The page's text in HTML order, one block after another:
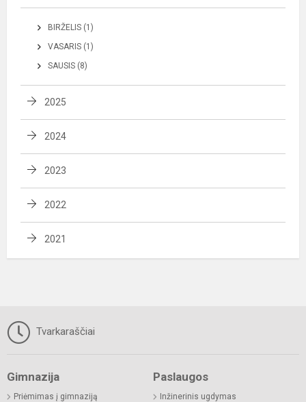
BIRŽELIS (1)
VASARIS (1)
SAUSIS (8)
2025
2024
2023
2022
2021
Tvarkaraščiai
Gimnazija
Priėmimas į gimnaziją
Paslaugos
Inžinerinis ugdymas